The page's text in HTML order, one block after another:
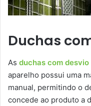
Duchas
As duchas com desvio
aparelho possui uma
manual, permitindo o
concede ao produto a